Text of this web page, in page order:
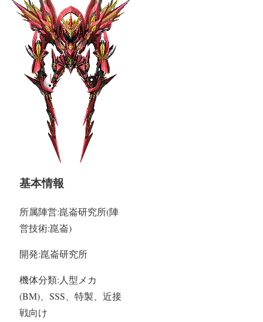
基本情報
所属陣営:崑崙研究所(陣
営技術:崑崙)
開発:崑崙研究所
機体分類:人型メカ
(BM)、SSS、特製、近接
戦向け